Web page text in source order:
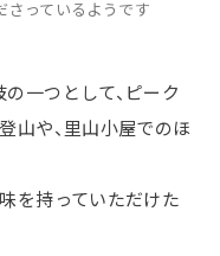
さっているようです
一つとして、ピーク
山や、里山小屋でのほ
を持っていただけた